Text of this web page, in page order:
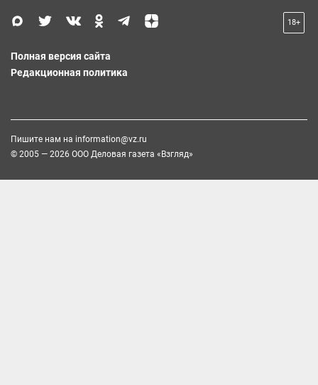
18+
Полная версия сайта
Редакционная политика
Пишите нам на information@vz.ru
© 2005 — 2026 ООО Деловая газета «Взгляд»